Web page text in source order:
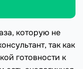
которую не
так как
готовности к